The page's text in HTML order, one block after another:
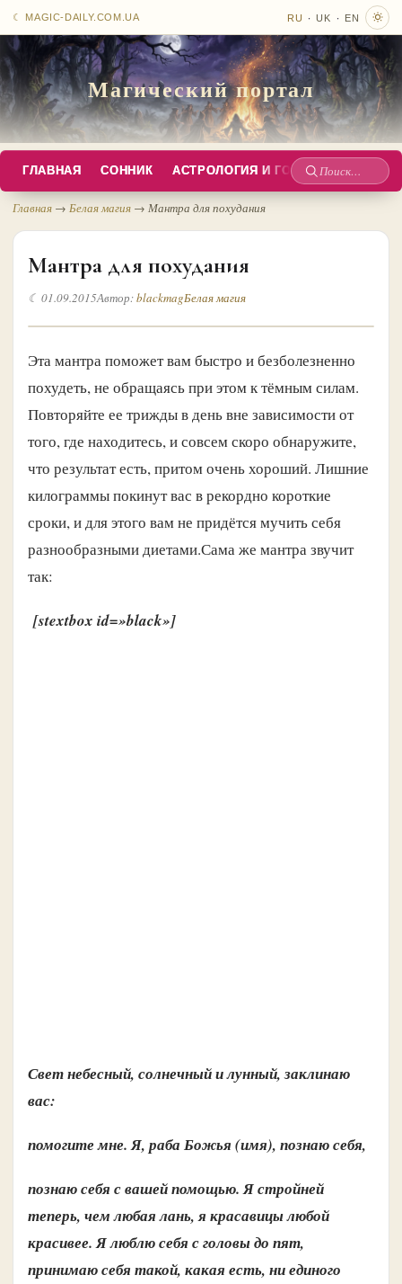
☾ MAGIC-DAILY.COM.UA RU · UK · EN
Магический портал
ГЛАВНАЯ СОННИК АСТРОЛОГИЯ И ГОРОСКОПЫ
Поиск
сайту
Главная → Белая магия → Мантра для похудания
Мантра для похудания
☾ 01.09.2015Автор:blackmagБелая магия
Эта мантра поможет вам быстро и безболезненно
похудеть, не обращаясь при этом к тёмным силам.
Повторяйте ее трижды в день вне зависимости от
того, где находитесь, и совсем скоро обнаружите,
что результат есть, притом очень хороший. Лишние
килограммы покинут вас в рекордно короткие
сроки, и для этого вам не придётся мучить себя
разнообразными диетами.Сама же мантра звучит
так:
[stextbox id=»black»]
Свет небесный, солнечный и лунный, заклинаю
вас:
помогите мне. Я, раба Божья (имя), познаю себя,
познаю себя с вашей помощью. Я стройней
теперь, чем любая лань, я красавицы любой
красивее. Я люблю себя с головы до пят,
принимаю себя такой, какая есть, ни единого